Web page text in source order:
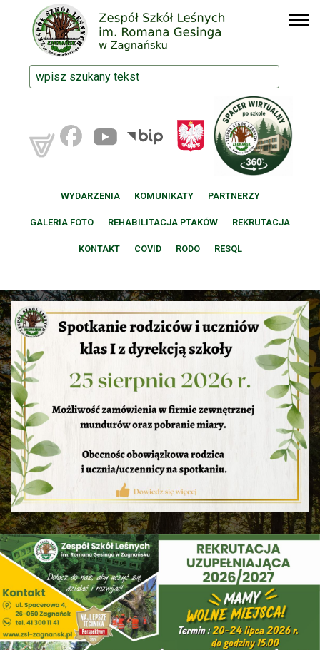
WYDARZENIA KOMUNIKATY PARTNERZY
GALERIA FOTO REHABILITACJA PTAKÓW REKRUTACJA
KONTAKT COVID RODO RESQL